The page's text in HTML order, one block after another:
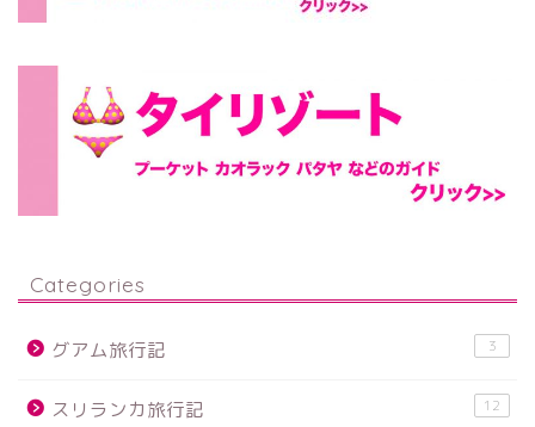
Categories
グアム旅行記 3
スリランカ旅行記 12